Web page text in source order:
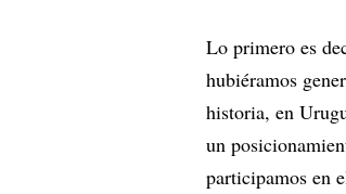
Lo primero es
hubiéramos
historia, en
un
participamos en